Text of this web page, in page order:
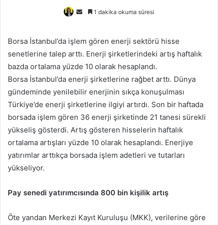
Bir
göndermek
1 dakika okuma süresi
Borsa İstanbul’da işlem gören enerji sektörü hisse
senetlerine talep arttı. Enerji şirketlerindeki artış haftalık
bazda ortalama yüzde 10 olarak hesaplandı.
Borsa İstanbul’da enerji şirketlerine rağbet arttı. Dünya
gündeminde yenilebilir enerjinin sıkça konuşulması
Türkiye’de enerji şirketlerine ilgiyi artırdı. Son bir haftada
borsada işlem gören 36 enerji şirketinde 21 tanesi sürekli
yükseliş gösterdi. Artış gösteren hisselerin haftalık
ortalama artışları yüzde 10 olarak hesaplandı. Enerjiye
yatırımlar arttıkça borsada işlem adetleri ve tutarları
yükseliyor.
Pay senedi yatırımcısında 800 bin kişilik artış
Öte yandan Merkezi Kayıt Kuruluşu (MKK), verilerine göre